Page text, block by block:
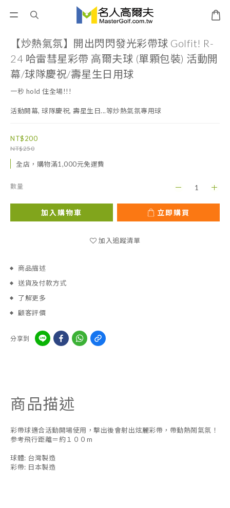
【炒熱氣氛】開出閃閃發光彩帶球 Golfit! R-
24 哈雷彗星彩帶 高爾夫球 (單顆包裝) 活動開
幕/球隊慶祝/壽星生日用球
一秒 hold 住全場!!!
活動開幕, 球隊慶祝, 壽星生日...等炒熱氣氛專用球
NT$200
NT$250
全店，購物滿1,000元免運費
數量
加入購物車 立即購買
加入追蹤清單
商品描述
送貨及付款方式
了解更多
顧客評價
分享到
商品描述
彩帶球適合活動開場使用，擊出後會射出炫麗彩帶，帶動熱鬧氣氛！
参考飛行距離＝約１００m
球體: 台灣製造
彩帶: 日本製造